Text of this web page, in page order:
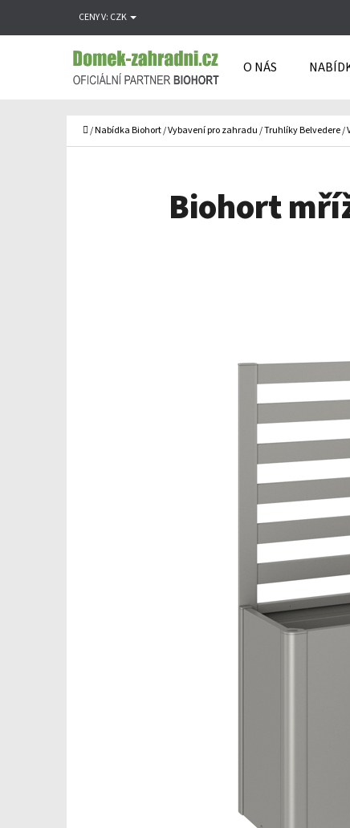
na
CENY V: CZK
O NÁS
Domů
/Nabídka Biohort/Vybavení pro zahradu/Truhlíky Belvedere/
Biohort
O
Zpět
obchodu
Zpět
obchodu